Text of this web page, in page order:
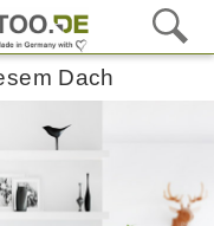
Dach